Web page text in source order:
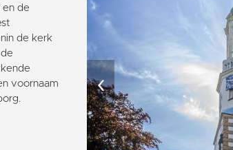
en de
de kerk
voornaam
‹